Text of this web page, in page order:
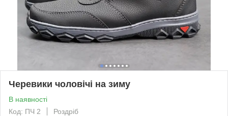
Черевики чоловічі на зиму
В наявності
Код: ПЧ 2
Роздріб